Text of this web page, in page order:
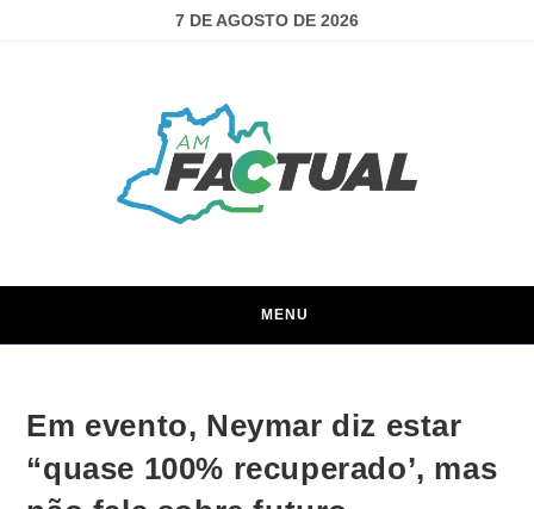
7 DE AGOSTO DE 2026
MENU
Em evento, Neymar diz estar
“quase 100% recuperado’, mas